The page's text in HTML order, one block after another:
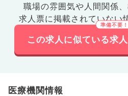
職場の雰囲気や人間関係、
求人票に掲載されていない
この求人に似ている求
医療機関情報